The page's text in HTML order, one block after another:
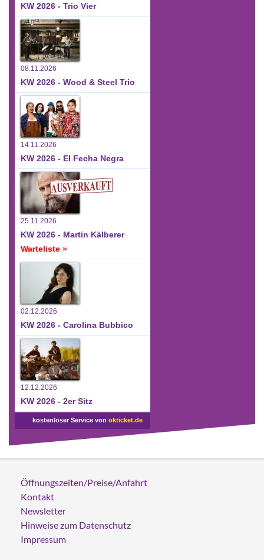
KW 2026 - Trio Vier
08.11.2026
KW 2026 - Wood & Steel Trio
14.11.2026
KW 2026 - El Fecha Negra
25.11.2026
KW 2026 - Martin Kälberer
Warteliste »
02.12.2026
KW 2026 - Carolina Bubbico
12.12.2026
KW 2026 - 2er Sitz
kostenloser Service von okticket.de
Öffnungszeiten/Preise/Anfahrt
Kontakt
Newsletter
Hinweise zum Datenschutz
Impressum